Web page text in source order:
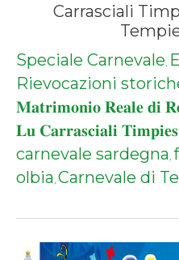
Carrasciali
Speciale Carnevale,
Rievocazioni
𝐌𝐚𝐭𝐫𝐢𝐦𝐨𝐧𝐢𝐨 𝐑𝐞𝐚𝐥𝐞 𝐝𝐢
𝐋𝐮 𝐂𝐚𝐫𝐫𝐚𝐬𝐜𝐢𝐚𝐥𝐢
carnevale sardegna,
olbia, Carnevale di